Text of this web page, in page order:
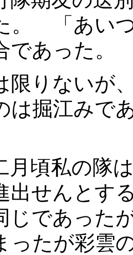
。 「あい
あった。
りないが
は掘江みで
頃私の隊
出せんとす
じであった
ったが彩雲